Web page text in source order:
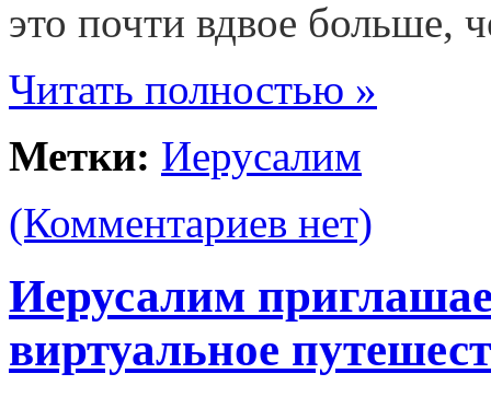
это почти вдвое больше,
Читать полностью »
Метки: Иерусалим
(Комментариев нет)
Иерусалим
виртуальное